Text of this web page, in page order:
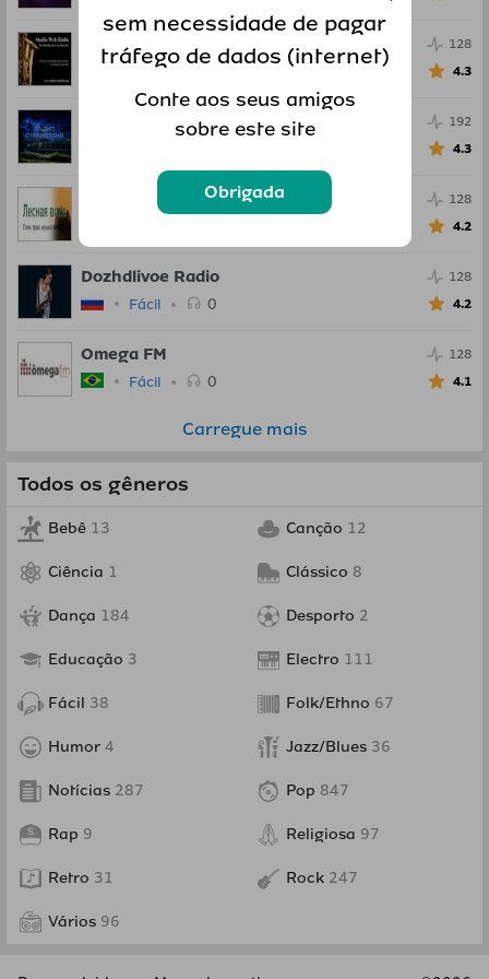
Studio Web Radio
Fácil
128
4.3
192
4.3
Lesnaya Voda
128
4.2
Dozhdlivoe Radio
Fácil 0
128
4.2
Omega FM
Fácil 0
128
4.1
Carregue mais
Todos os gêneros
Bebê 13 Canção 12
Ciência 1 Clássico 8
Dança 184 Desporto 2
Educação 3 Electro 111
Fácil 38 Folk/Ethno 67
Humor 4 Jazz/Blues 36
Notícias 287 Pop 847
Rap 9 Religiosa 97
Retro 31 Rock 247
Vários 96
sem necessidade de pagar
tráfego de dados (internet)
Conte aos seus amigos
sobre este site
Obrigada